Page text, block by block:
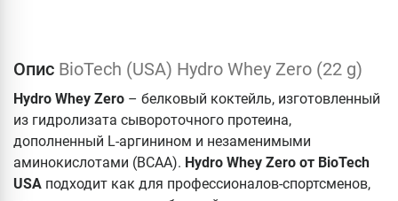
Опис BioTech (USA) Hydro Whey Zero (22 g)
Hydro Whey Zero – белковый коктейль, изготовленный
из гидролизата сывороточного протеина,
дополненный L-аргинином и незаменимыми
аминокислотами (BCAA). Hydro Whey Zero от BioTech
USA подходит как для профессионалов-спортсменов,